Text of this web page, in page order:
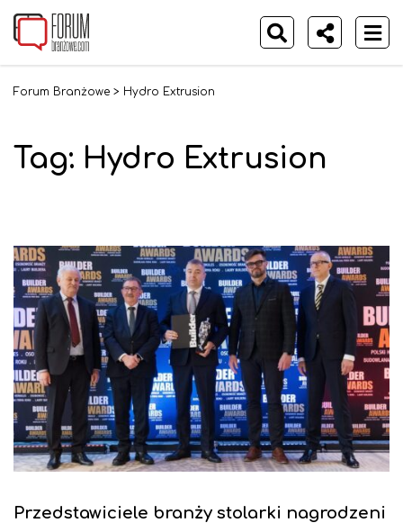
Forum Branżowe > Hydro Extrusion
Tag: Hydro Extrusion
Przedstawiciele branży stolarki nagrodzeni